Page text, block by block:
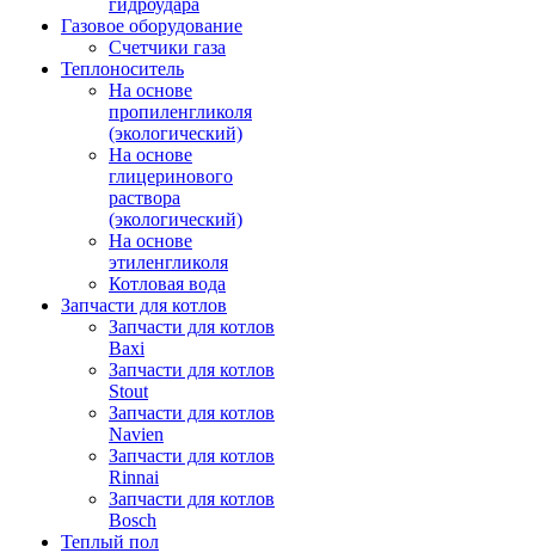
гидроудара
Газовое оборудование
Счетчики газа
Теплоноситель
На основе
пропиленгликоля
(экологический)
На основе
глицеринового
раствора
(экологический)
На основе
этиленгликоля
Котловая вода
Запчасти для котлов
Запчасти для котлов
Baxi
Запчасти для котлов
Stout
Запчасти для котлов
Navien
Запчасти для котлов
Rinnai
Запчасти для котлов
Bosch
Теплый пол